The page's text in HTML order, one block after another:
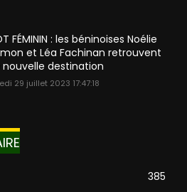
FÉMININ : les béninoises Noélie
et Léa Fachinan retrouvent
nouvelle destination
29 juillet 2023 17:47:18
385